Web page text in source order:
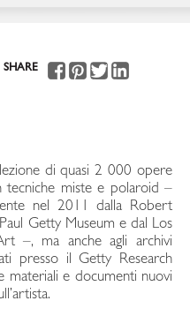
SHARE
di quasi 2 000 opere
tecniche miste e polaroid –
nel 2011 dalla Robert
Getty Museum e dal Los
–, ma anche agli archivi
presso il Getty Research
materiali e documenti nuovi